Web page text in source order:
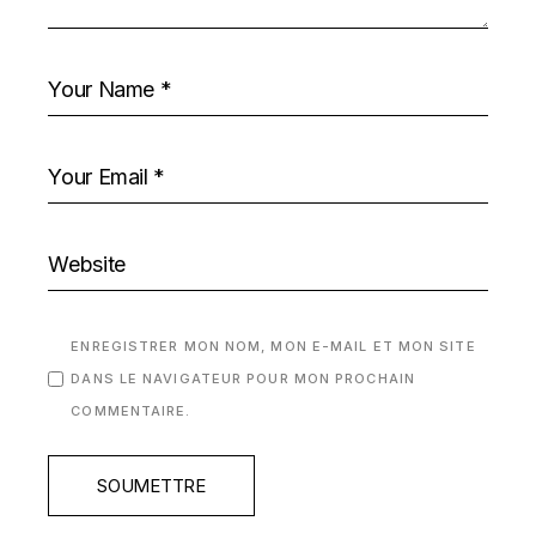
ENREGISTRER MON NOM, MON E-MAIL ET MON SITE
DANS LE NAVIGATEUR POUR MON PROCHAIN
COMMENTAIRE.
SOUMETTRE